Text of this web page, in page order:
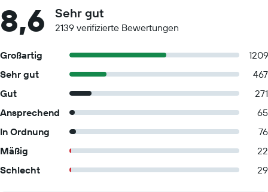
8,6 Sehr gut
2139 verifizierte Bewertungen
Großartig
1209
Sehr gut
467
Gut
271
Ansprechend
65
In Ordnung
76
Mäßig
22
Schlecht
29